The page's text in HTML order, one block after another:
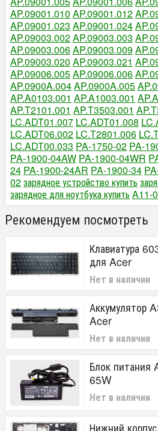
AP.09001.010 AP.09001.012
AP.09001.023 AP.09001.024
AP.09003.002AP.09003.003
AP.09003.006AP.09003.009
AP.09003.020 AP.09003.021
AP.09006.005AP.09006.006
AP.0900A.004AP.0900A.005
AP.A0103.001 AP.A1003.001
AP.T2101.001 AP.T3503.001
LC.ADT01.007 LC.ADT01.008
LC.ADT06.002 LC.T2801.006
LC.ADT00.033 PA-1750-02 PA-
PA-1900-04AW PA-1900-04WR
24 PA-1900-24AR PA-1900-34
02зарядное устройство купить
зарядное для ноутбука купить A11-
Рекомендуем посмотреть
Клавиатура
для Acer
Нет в наличии
Аккумулятор
Acer
Нет в наличии
Блок
65W
Нет в наличии
Нижний